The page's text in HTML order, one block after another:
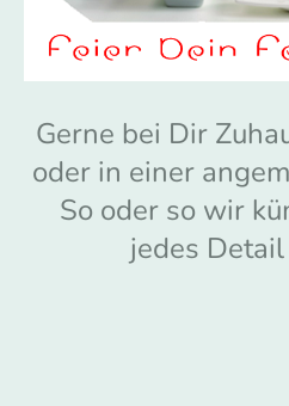
Gerne bei Dir
oder in einer
So oder so wir
jedes